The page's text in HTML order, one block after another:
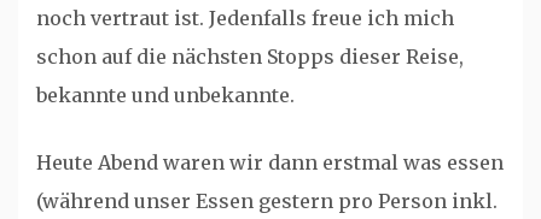
noch vertraut ist. Jedenfalls freue ich mich
schon auf die nächsten Stopps dieser Reise,
bekannte und unbekannte.
Heute Abend waren wir dann erstmal was essen
(während unser Essen gestern pro Person inkl.